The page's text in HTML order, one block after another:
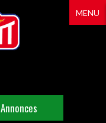
Annonces
MENU